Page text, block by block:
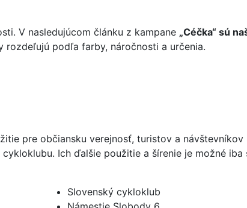
V nasledujúcom článku z kampane „Céčka“ sú
podľa farby, náročnosti a určenia.
pre občiansku verejnosť, turistov a návštevníkov
Ich ďalšie použitie a šírenie je možné iba
Slovenský cykloklub